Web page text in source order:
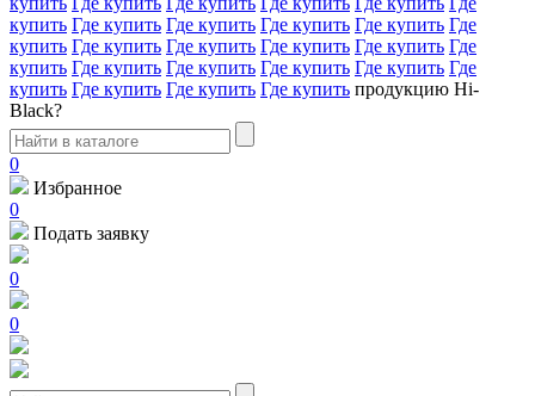
купить Где купить Где купить Где купить Где купить Где
купить Где купить Где купить Где купить Где купить Где
купить Где купить Где купить Где купить Где купить Где
купить Где купить Где купить Где купить продукцию Hi-
Black?
0
Избранное
0
Подать заявку
0
0